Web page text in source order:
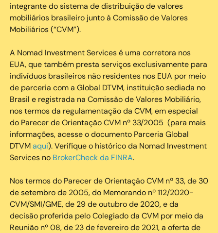
integrante do sistema de distribuição de valores
mobiliários brasileiro junto à Comissão de Valores
Mobiliários (“CVM”).
‍A Nomad Investment Services é uma corretora nos
EUA, que também presta serviços exclusivamente para
indivíduos brasileiros não residentes nos EUA por meio
de parceria com a Global DTVM, instituição sediada no
Brasil e registrada na Comissão de Valores Mobiliário,
nos termos da regulamentação da CVM, em especial
do Parecer de Orientação CVM nº 33/2005 (para mais
informações, acesse o documento Parceria Global
DTVMaqui). Verifique o histórico da Nomad Investment
Services no BrokerCheck da FINRA.
Nos termos do Parecer de Orientação CVM nº 33, de 30
de setembro de 2005, do Memorando nº 112/2020-
CVM/SMI/GME, de 29 de outubro de 2020, e da
decisão proferida pelo Colegiado da CVM por meio da
Reunião nº 08, de 23 de fevereiro de 2021, a oferta de